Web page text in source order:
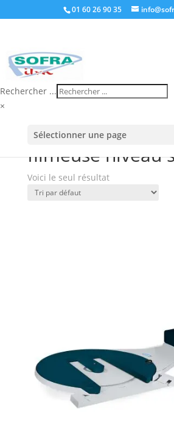
01 60 26 90 35
Rechercher ...
×
Sélectionner une page
niveau sol”
filmeuse niveau
Voici le seul résultat